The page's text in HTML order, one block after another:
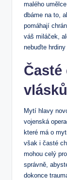
malého
dbáme na to,
pomáhají
váš miláček,
nebuďte
Mytí hlavy
vojenská
které má o
však i časté
mohou celý
správně,
dokonce